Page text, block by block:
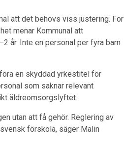
att det behövs viss justering. För
menar Kommunal att
år. Inte en personal per fyra barn
en skyddad yrkestitel för
som saknar relevant
äldreomsorgslyftet.
utan att få gehör. Reglering av
förskola, säger Malin